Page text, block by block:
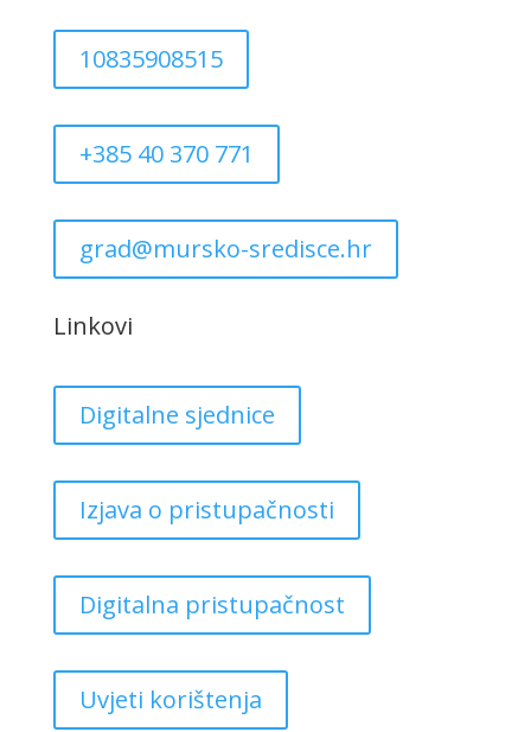
10835908515
+385 40 370 771
grad@mursko-sredisce.hr
Linkovi
Digitalne sjednice
Izjava o pristupačnosti
Digitalna pristupačnost
Uvjeti korištenja